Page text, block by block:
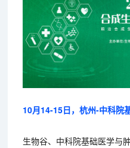
10月14-15日，杭州-中科院
生物谷、中科院基础医学与